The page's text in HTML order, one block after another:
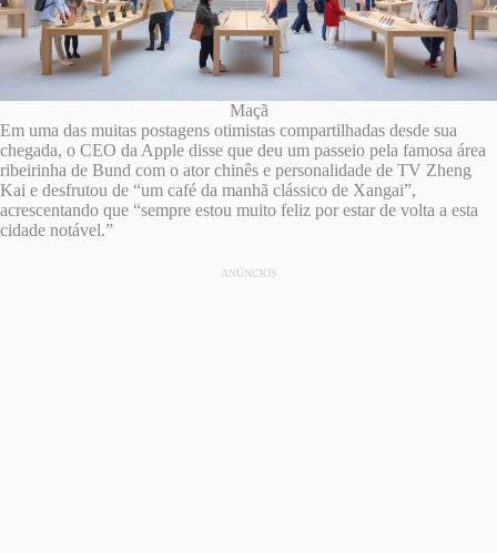
Maçã
Em uma das muitas postagens otimistas compartilhadas desde sua
chegada, o CEO da Apple disse que deu um passeio pela famosa área
ribeirinha de Bund com o ator chinês e personalidade de TV Zheng
Kai e desfrutou de “um café da manhã clássico de Xangai”,
acrescentando que “sempre estou muito feliz por estar de volta a esta
cidade notável.”
ANÚNCIOS